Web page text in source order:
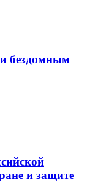
бездомным
и защите